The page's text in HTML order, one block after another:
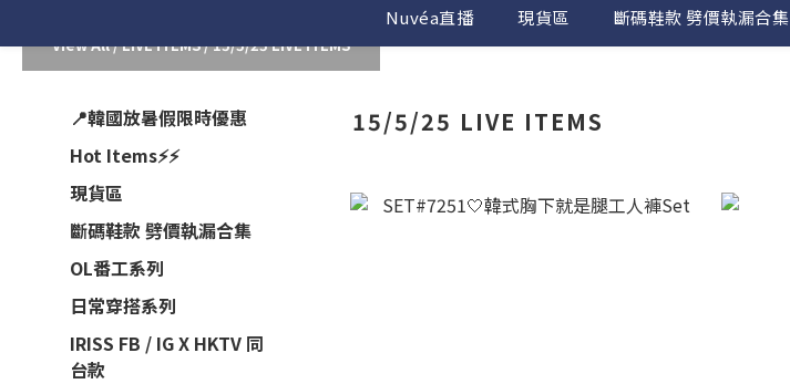
Nuvéa直播 現貨區 斷碼鞋款 劈價執漏合集
View All/LIVE ITEMS/15/5/25 LIVE ITEMS
📍韓國放暑假限時優惠
Hot Items⚡⚡
現貨區
斷碼鞋款 劈價執漏合集
OL番工系列
日常穿搭系列
IRISS FB / IG X HKTV 同
台款
15/5/25 LIVE ITEMS